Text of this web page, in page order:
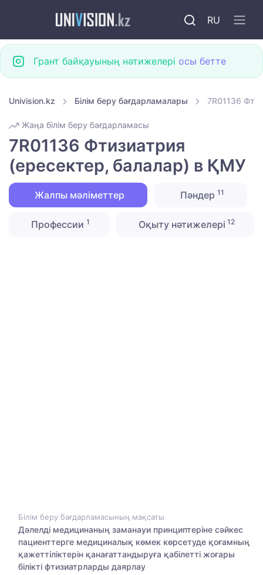
RU
Грант байқауының нәтижелері осы бетте
Univision.kz Білім беру бағдарламалары 7R01136
Жаңа білім беру бағдарламасы
7R01136 Фтизиатрия
(ересектер, балалар) в ҚМУ
Жалпы мәліметтер Пәндер 11
Профессии 1 Оқыту нәтижелері 12
Білім беру бағдарламасының мақсаты
Дәлелді медицинаның заманауи принциптеріне сәйкес
пациенттерге медициналық көмек көрсетуде қоғамның
қажеттіліктерін қанағаттандыруға қабілетті жоғары
білікті фтизиатрларды даярлау